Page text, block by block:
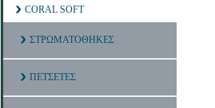
CORAL SOFT
ΣΤΡΩΜΑΤΟΘΗΚΕΣ
ΠΕΤΣΕΤΕΣ